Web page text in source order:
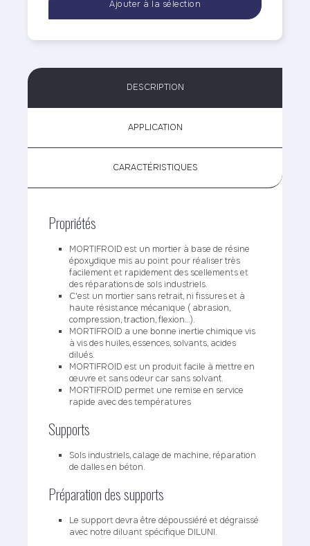
DESCRIPTION
APPLICATION
CARACTÉRISTIQUES
Propriétés
MORTIFROID est un mortier à base de résine
époxydique mis au point pour réaliser très
facilement et rapidement des scellements et
des réparations de sols industriels.
C'est un mortier sans retrait, ni fissures et à
haute résistance mécanique ( abrasion,
compression, traction, flexion…).
MORTIFROID a une bonne inertie chimique vis
à vis des huiles, essences, solvants, acides
dilués.
MORTIFROID est un produit facile à mettre en
œuvre et sans odeur car sans solvant.
MORTIFROID permet une remise en service
rapide avec des températures
Supports
Sols industriels, calage de machine, réparation
de dalles en béton.
Préparation des supports
Le support devra être dépoussiéré et dégraissé
avec notre diluant spécifique DILUNI.